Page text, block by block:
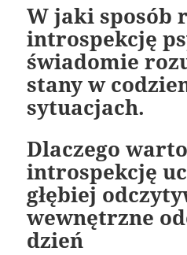
W jaki sposób
introspekcję
świadomie
stany w
sytuacjach.
Dlaczego
introspekcję
głębiej
wewnętrzne
dzień